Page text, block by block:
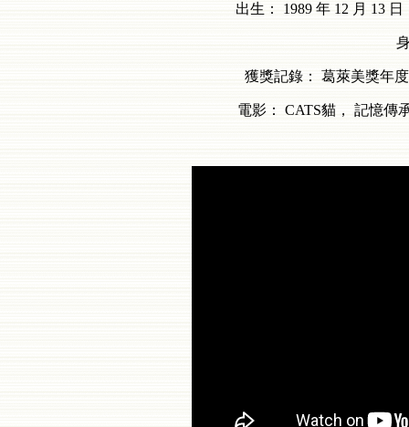
出生： 1989 年 12 月 13
獲獎記錄： 葛萊美獎年
電影： CATS貓， 記憶傳